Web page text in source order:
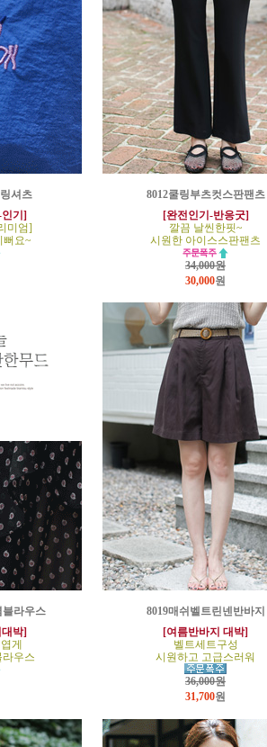
셔츠
기]
미엄]
뻐요~
8012쿨링부츠컷스판팬츠
[완전인기-반응굿]
깔끔 날씬한핏~
시원한 아이스스판팬츠
34,000원
30,000원
블라우스
박]
게
라우스
8019매쉬벨트린넨반바지
[여름반바지 대박]
벨트세트구성
시원하고 고급스러워
36,000원
31,700원